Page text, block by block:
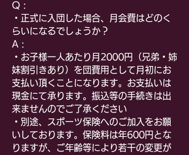
Q :
・正式に入団した場合、月会費はどのく
らいになるでしょうか？
A :
・お子様一人あたり月2000円（兄弟・姉
妹割引きあり）を団費用として月初にお
支払い頂くことになります。お支払いは
現金にて承ります。振込等の手続きは出
来ませんのでご了承ください
・別途、スポーツ保険へのご加入をお願
いしております。保険料は年600円とな
りますが、ご年齢等により若干の変更が